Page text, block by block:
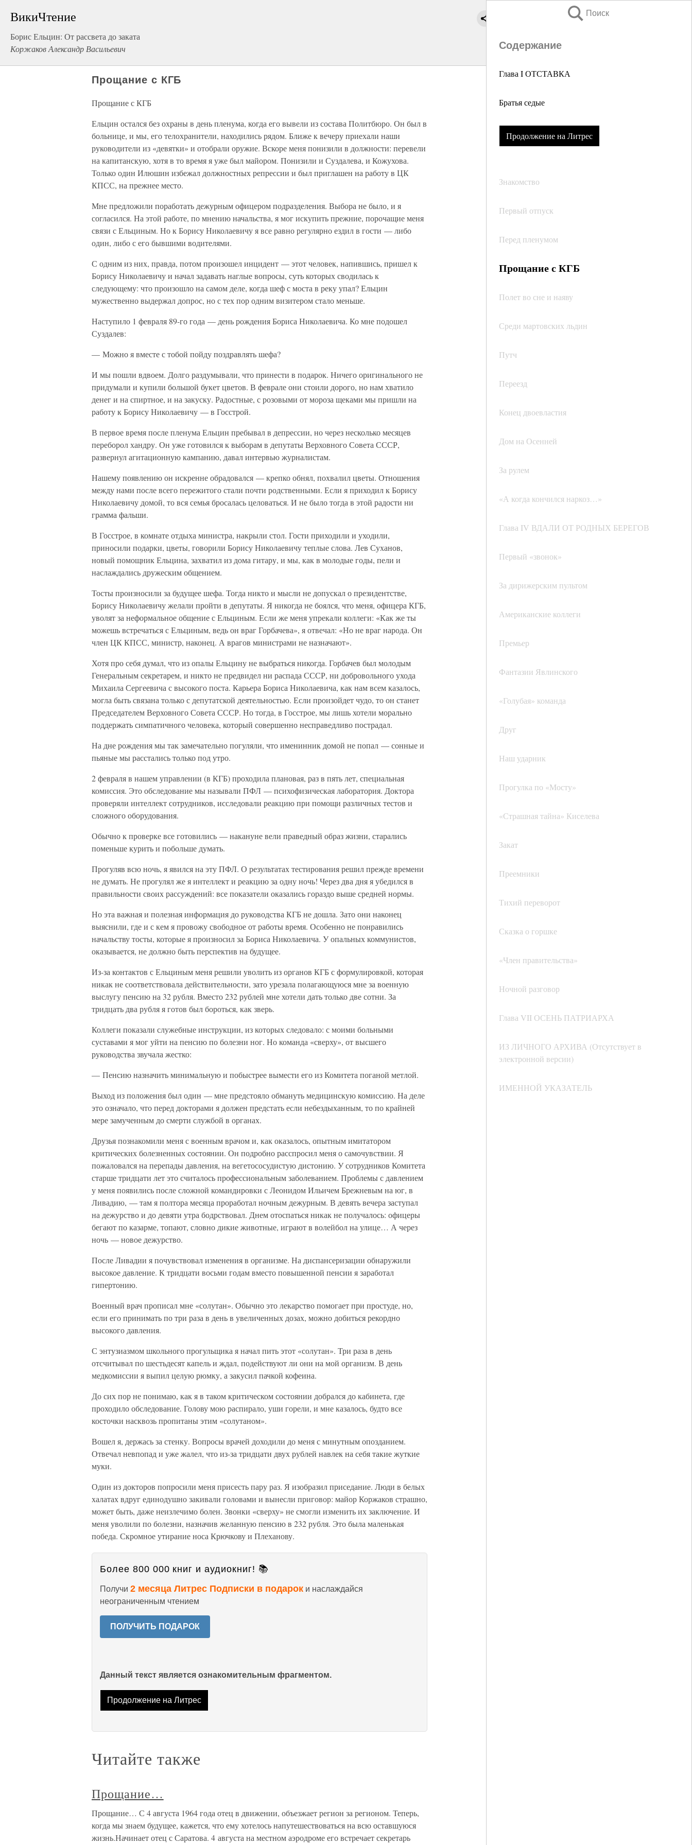
ВикиЧтение
Борис Ельцин: От рассвета до заката
Коржаков Александр Васильевич
Поиск
Содержание
Глава I ОТСТАВКА
Братья седые
Продолжение на Литрес
Знакомство
Первый отпуск
Перед пленумом
Прощание с КГБ
Полет во сне и наяву
Среди мартовских льдин
Путч
Переезд
Конец двоевластия
Дом на Осенней
За рулем
«А когда кончился наркоз…»
Глава IV ВДАЛИ ОТ РОДНЫХ БЕРЕГОВ
Первый «звонок»
За дирижерским пультом
Американские коллеги
Премьер
Фантазии Явлинского
«Голубая» команда
Друг
Наш ударник
Прогулка по «Мосту»
«Страшная тайна» Киселева
Закат
Преемники
Тихий переворот
Сказка о горшке
«Член правительства»
Ночной разговор
Глава VII ОСЕНЬ ПАТРИАРХА
ИЗ ЛИЧНОГО АРХИВА (Отсутствует в
электронной версии)
ИМЕННОЙ УКАЗАТЕЛЬ
Прощание с КГБ
Прощание с КГБ
Ельцин остался без охраны в день пленума, когда его вывели из состава Политбюро. Он был в
больнице, и мы, его телохранители, находились рядом. Ближе к вечеру приехали наши
руководители из «девятки» и отобрали оружие. Вскоре меня понизили в должности: перевели
на капитанскую, хотя в то время я уже был майором. Понизили и Суздалева, и Кожухова.
Только один Илюшин избежал должностных репрессии и был приглашен на работу в ЦК
КПСС, на прежнее место.
Мне предложили поработать дежурным офицером подразделения. Выбора не было, и я
согласился. На этой работе, по мнению начальства, я мог искупить прежние, порочащие меня
связи с Ельциным. Но к Борису Николаевичу я все равно регулярно ездил в гости — либо
один, либо с его бывшими водителями.
С одним из них, правда, потом произошел инцидент — этот человек, напившись, пришел к
Борису Николаевичу и начал задавать наглые вопросы, суть которых сводилась к
следующему: что произошло на самом деле, когда шеф с моста в реку упал? Ельцин
мужественно выдержал допрос, но с тех пор одним визитером стало меньше.
Наступило 1 февраля 89-го года — день рождения Бориса Николаевича. Ко мне подошел
Суздалев:
— Можно я вместе с тобой пойду поздравлять шефа?
И мы пошли вдвоем. Долго раздумывали, что принести в подарок. Ничего оригинального не
придумали и купили большой букет цветов. В феврале они стоили дорого, но нам хватило
денег и на спиртное, и на закуску. Радостные, с розовыми от мороза щеками мы пришли на
работу к Борису Николаевичу — в Госстрой.
В первое время после пленума Ельцин пребывал в депрессии, но через несколько месяцев
переборол хандру. Он уже готовился к выборам в депутаты Верховного Совета СССР,
развернул агитационную кампанию, давал интервью журналистам.
Нашему появлению он искренне обрадовался — крепко обнял, похвалил цветы. Отношения
между нами после всего пережитого стали почти родственными. Если я приходил к Борису
Николаевичу домой, то вся семья бросалась целоваться. И не было тогда в этой радости ни
грамма фальши.
В Госстрое, в комнате отдыха министра, накрыли стол. Гости приходили и уходили,
приносили подарки, цветы, говорили Борису Николаевичу теплые слова. Лев Суханов,
новый помощник Ельцина, захватил из дома гитару, и мы, как в молодые годы, пели и
наслаждались дружеским общением.
Тосты произносили за будущее шефа. Тогда никто и мысли не допускал о президентстве,
Борису Николаевичу желали пройти в депутаты. Я никогда не боялся, что меня, офицера КГБ,
уволят за неформальное общение с Ельциным. Если же меня упрекали коллеги: «Как же ты
можешь встречаться с Ельциным, ведь он враг Горбачева», я отвечал: «Но не враг народа. Он
член ЦК КПСС, министр, наконец. А врагов министрами не назначают».
Хотя про себя думал, что из опалы Ельцину не выбраться никогда. Горбачев был молодым
Генеральным секретарем, и никто не предвидел ни распада СССР, ни добровольного ухода
Михаила Сергеевича с высокого поста. Карьера Бориса Николаевича, как нам всем казалось,
могла быть связана только с депутатской деятельностью. Если произойдет чудо, то он станет
Председателем Верховного Совета СССР. Но тогда, в Госстрое, мы лишь хотели морально
поддержать симпатичного человека, который совершенно несправедливо пострадал.
На дне рождения мы так замечательно погуляли, что именинник домой не попал — сонные и
пьяные мы расстались только под утро.
2 февраля в нашем управлении (в КГБ) проходила плановая, раз в пять лет, специальная
комиссия. Это обследование мы называли ПФЛ — психофизическая лаборатория. Доктора
проверяли интеллект сотрудников, исследовали реакцию при помощи различных тестов и
сложного оборудования.
Обычно к проверке все готовились — накануне вели праведный образ жизни, старались
поменьше курить и побольше думать.
Прогуляв всю ночь, я явился на эту ПФЛ. О результатах тестирования решил прежде времени
не думать. Не прогулял же я интеллект и реакцию за одну ночь! Через два дня я убедился в
правильности своих рассуждений: все показатели оказались гораздо выше средней нормы.
Но эта важная и полезная информация до руководства КГБ не дошла. Зато они наконец
выяснили, где и с кем я провожу свободное от работы время. Особенно не понравились
начальству тосты, которые я произносил за Бориса Николаевича. У опальных коммунистов,
оказывается, не должно быть перспектив на будущее.
Из-за контактов с Ельциным меня решили уволить из органов КГБ с формулировкой, которая
никак не соответствовала действительности, зато урезала полагающуюся мне за военную
выслугу пенсию на 32 рубля. Вместо 232 рублей мне хотели дать только две сотни. За
тридцать два рубля я готов был бороться, как зверь.
Коллеги показали служебные инструкции, из которых следовало: с моими больными
суставами я мог уйти на пенсию по болезни ног. Но команда «сверху», от высшего
руководства звучала жестко:
— Пенсию назначить минимальную и побыстрее вымести его из Комитета поганой метлой.
Выход из положения был один — мне предстояло обмануть медицинскую комиссию. На деле
это означало, что перед докторами я должен предстать если небездыханным, то по крайней
мере замученным до смерти службой в органах.
Друзья познакомили меня с военным врачом и, как оказалось, опытным имитатором
критических болезненных состоянии. Он подробно расспросил меня о самочувствии. Я
пожаловался на перепады давления, на вегетососудистую дистонию. У сотрудников Комитета
старше тридцати лет это считалось профессиональным заболеванием. Проблемы с давлением
у меня появились после сложной командировки с Леонидом Ильичем Брежневым на юг, в
Ливадию, — там я полтора месяца проработал ночным дежурным. В девять вечера заступал
на дежурство и до девяти утра бодрствовал. Днем отоспаться никак не получалось: офицеры
бегают по казарме, топают, словно дикие животные, играют в волейбол на улице… А через
ночь — новое дежурство.
После Ливадии я почувствовал изменения в организме. На диспансеризации обнаружили
высокое давление. К тридцати восьми годам вместо повышенной пенсии я заработал
гипертонию.
Военный врач прописал мне «солутан». Обычно это лекарство помогает при простуде, но,
если его принимать по три раза в день в увеличенных дозах, можно добиться рекордно
высокого давления.
С энтузиазмом школьного прогульщика я начал пить этот «солутан». Три раза в день
отсчитывал по шестьдесят капель и ждал, подействуют ли они на мой организм. В день
медкомиссии я выпил целую рюмку, а закусил пачкой кофеина.
До сих пор не понимаю, как я в таком критическом состоянии добрался до кабинета, где
проходило обследование. Голову мою распирало, уши горели, и мне казалось, будто все
косточки насквозь пропитаны этим «солутаном».
Вошел я, держась за стенку. Вопросы врачей доходили до меня с минутным опозданием.
Отвечал невпопад и уже жалел, что из-за тридцати двух рублей навлек на себя такие жуткие
муки.
Один из докторов попросили меня присесть пару раз. Я изобразил приседание. Люди в белых
халатах вдруг единодушно закивали головами и вынесли приговор: майор Коржаков страшно,
может быть, даже неизлечимо болен. Звонки «сверху» не смогли изменить их заключение. И
меня уволили по болезни, назначив желанную пенсию в 232 рубля. Это была маленькая
победа. Скромное утирание носа Крючкову и Плеханову.
Более 800 000 книг и аудиокниг! 📚
Получи 2 месяца Литрес Подписки в подарок и наслаждайся
неограниченным чтением
ПОЛУЧИТЬ ПОДАРОК
Данный текст является ознакомительным фрагментом.
Продолжение на Литрес
Читайте также
Прощание…
Прощание… С 4 августа 1964 года отец в движении, объезжает регион за регионом. Теперь,
когда мы знаем будущее, кажется, что ему хотелось напутешествоваться на всю оставшуюся
жизнь.Начинает отец с Саратова. 4 августа на местном аэродроме его встречает секретарь